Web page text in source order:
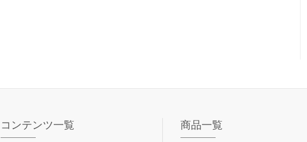
コンテンツ一覧 商品一覧